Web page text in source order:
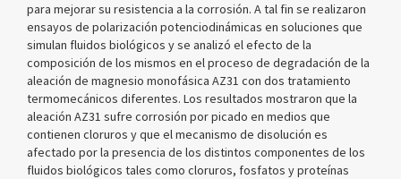
para mejorar su resistencia a la corrosión. A tal fin se realizaron
ensayos de polarización potenciodinámicas en soluciones que
simulan fluidos biológicos y se analizó el efecto de la
composición de los mismos en el proceso de degradación de la
aleación de magnesio monofásica AZ31 con dos tratamiento
termomecánicos diferentes. Los resultados mostraron que la
aleación AZ31 sufre corrosión por picado en medios que
contienen cloruros y que el mecanismo de disolución es
afectado por la presencia de los distintos componentes de los
fluidos biológicos tales como cloruros, fosfatos y proteínas